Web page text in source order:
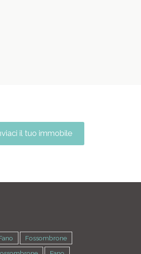
il tuo immobile
Fossombrone